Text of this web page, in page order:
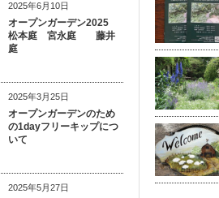
2025年6月10日
オープンガーデン2025
松本庭 宮永庭 藤井
庭
2025年3月25日
オープンガーデンのため
の1dayフリーキップにつ
いて
2025年5月27日